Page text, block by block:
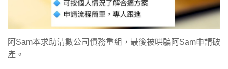
阿Sam本求助清數公司債務重組，最後被哄騙阿Sam申請破
產。